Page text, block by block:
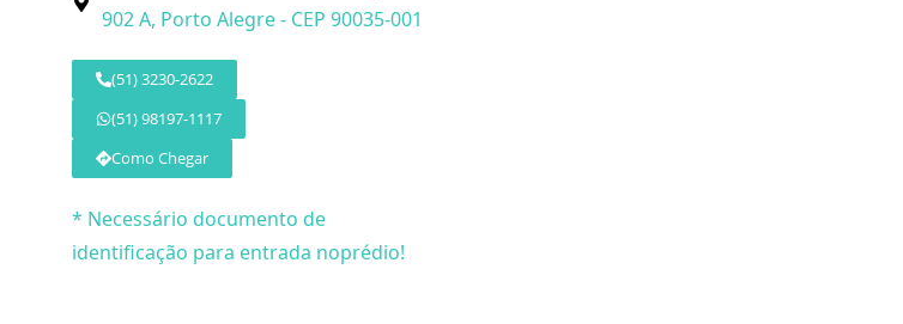
902 A, Porto Alegre - CEP 90035-001
(51) 3230-2622
(51) 98197-1117
Como Chegar
* Necessário documento de
identificação para entrada noprédio!